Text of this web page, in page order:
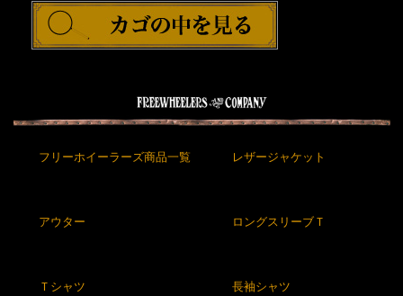
フリーホイーラーズ商品一覧 レザージャケット
アウター ロングスリーブＴ
Ｔシャツ 長袖シャツ